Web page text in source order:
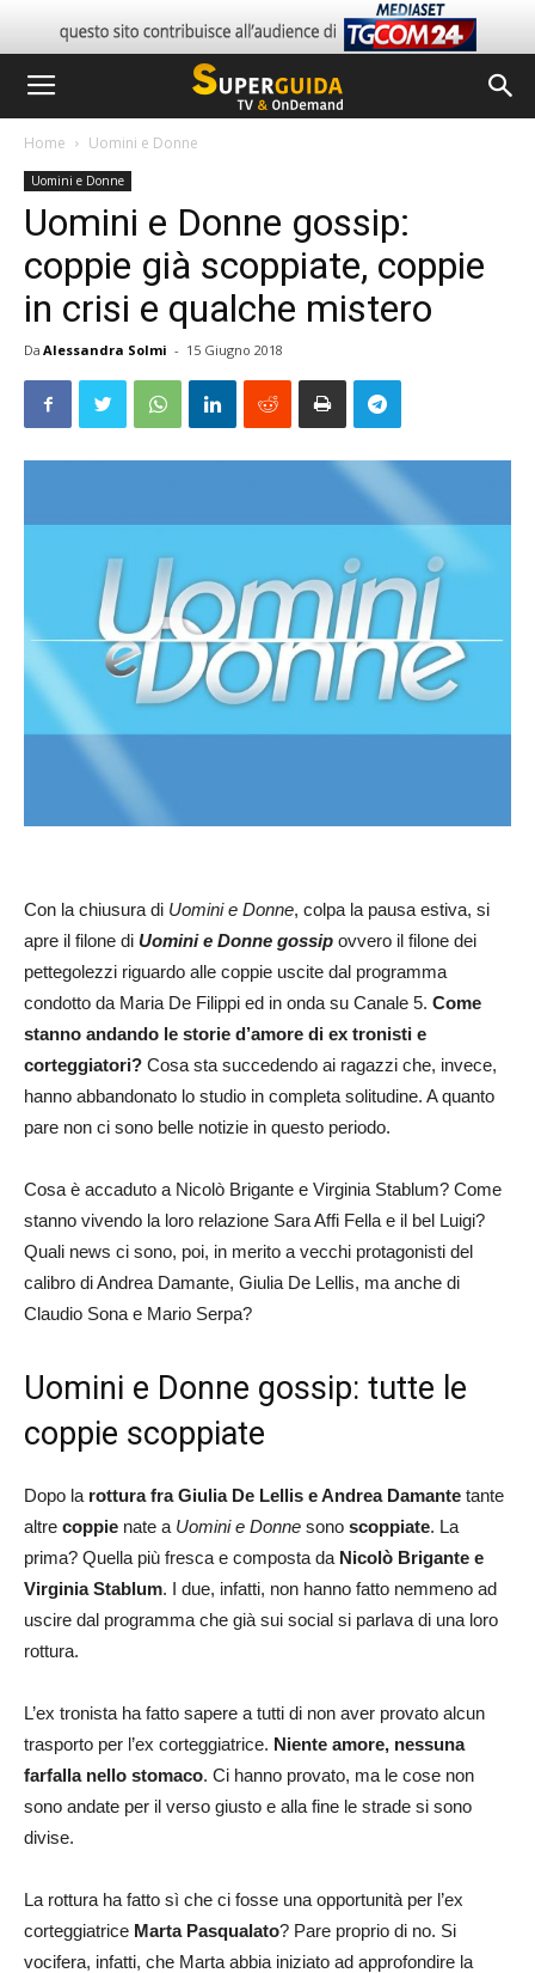
Home Uomini e Donne
Uomini e Donne
Uomini e Donne gossip:
coppie già scoppiate, coppie
in crisi e qualche mistero
Da Alessandra Solmi - 15 Giugno 2018
Con la chiusura di Uomini e Donne, colpa la pausa estiva, si
apre il filone di Uomini e Donne gossip ovvero il filone dei
pettegolezzi riguardo alle coppie uscite dal programma
condotto da Maria De Filippi ed in onda su Canale 5. Come
stanno andando le storie d’amore di ex tronisti e
corteggiatori? Cosa sta succedendo ai ragazzi che, invece,
hanno abbandonato lo studio in completa solitudine. A quanto
pare non ci sono belle notizie in questo periodo.
Cosa è accaduto a Nicolò Brigante e Virginia Stablum? Come
stanno vivendo la loro relazione Sara Affi Fella e il bel Luigi?
Quali news ci sono, poi, in merito a vecchi protagonisti del
calibro di Andrea Damante, Giulia De Lellis, ma anche di
Claudio Sona e Mario Serpa?
Uomini e Donne gossip: tutte le
coppie scoppiate
Dopo la rottura fra Giulia De Lellis e Andrea Damante tante
altre coppie nate a Uomini e Donne sono scoppiate. La
prima? Quella più fresca e composta da Nicolò Brigante e
Virginia Stablum. I due, infatti, non hanno fatto nemmeno ad
uscire dal programma che già sui social si parlava di una loro
rottura.
L’ex tronista ha fatto sapere a tutti di non aver provato alcun
trasporto per l’ex corteggiatrice. Niente amore, nessuna
farfalla nello stomaco. Ci hanno provato, ma le cose non
sono andate per il verso giusto e alla fine le strade si sono
divise.
La rottura ha fatto sì che ci fosse una opportunità per l’ex
corteggiatrice Marta Pasqualato? Pare proprio di no. Si
vocifera, infatti, che Marta abbia iniziato ad approfondire la